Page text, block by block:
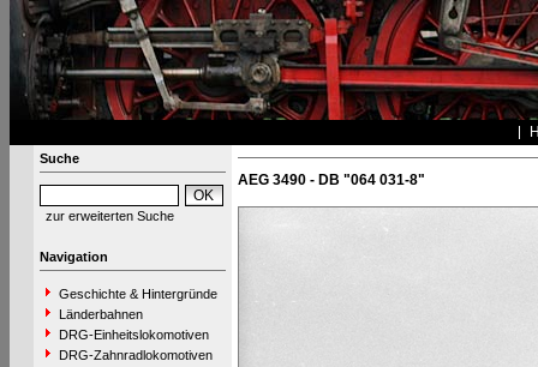
Suche
zur erweiterten Suche
Navigation
Geschichte & Hintergründe
Länderbahnen
DRG-Einheitslokomotiven
DRG-Zahnradlokomotiven
AEG 3490 - DB "064 031-8"